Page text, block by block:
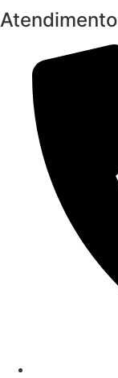
Atendimento